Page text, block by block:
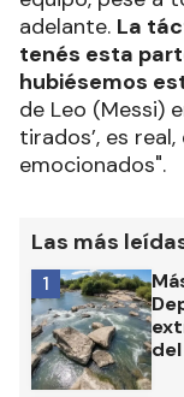
adelante. La
tenés esta
hubiésemos
de Leo (Messi)
tirados’, es
emocionados".
Las más
1